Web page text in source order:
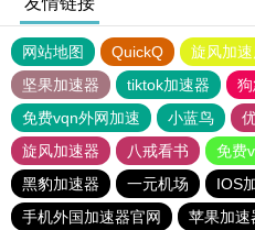
网站地图 QuickQ 旋风加
坚果加速器
tiktok加速器
免费vqn外网加速
小蓝鸟
旋风加速器
八戒看书
免费
黑豹加速器
一元机场 IOS
手机外国加速器官网
苹果加速